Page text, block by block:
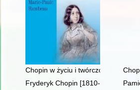
Chopin w życiu i twórczości George
Fryderyk Chopin [1810-1849]